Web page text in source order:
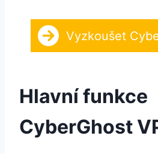
Vyzkoušet
Hlavní funkce
CyberGhost